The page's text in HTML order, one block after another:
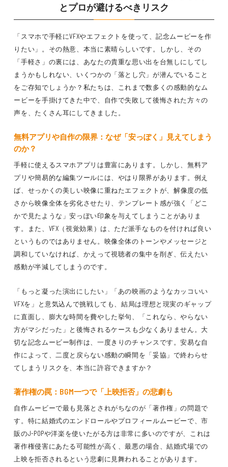
とプロが避けるべきリスク
「スマホで手軽にVFXやエフェクトを使って、記念ムービーを作
りたい」。その熱意、本当に素晴らしいです。しかし、その
「手軽さ」の裏には、あなたの貴重な思い出を台無しにしてし
まうかもしれない、いくつかの「落とし穴」が潜んでいること
をご存知でしょうか？私たちは、これまで数多くの感動的なム
ービーを手掛けてきた中で、自作で失敗して後悔された方々の
声を、たくさん耳にしてきました。
無料アプリや自作の限界：なぜ「安っぽく」見えてしまう
のか？
手軽に使えるスマホアプリは豊富にあります。しかし、無料ア
プリや簡易的な編集ツールには、やはり限界があります。例え
ば、せっかくの美しい映像に重ねたエフェクトが、 解像度の低
さから映像全体を劣化させたり、テンプレート感が強く「どこ
かで見たような」安っぽい印象を与えてしまう ことがありま
す。また、VFX（視覚効果）は、ただ派手なものを付ければ良い
というものではありません。映像全体のトーンやメッセージと
調和していなければ、かえって視聴者の集中を削ぎ、伝えたい
感動が半減してしまうのです。
「もっと凝った演出にしたい」「あの映画のようなカッコいい
VFXを」と意気込んで挑戦しても、結局は理想と現実のギャップ
に直面し、膨大な時間を費やした挙句、「これなら、やらない
方がマシだった」と後悔されるケースも少なくありません。大
切な記念ムービー制作は、一度きりのチャンスです。安易な自
作によって、二度と戻らない感動の瞬間を「妥協」で終わらせ
てしまうリスクを、本当に許容できますか？
著作権の罠：BGM一つで「上映拒否」の悲劇も
自作ムービーで最も見落とされがちなのが「著作権」の問題で
す。特に結婚式のエンドロールやプロフィールムービーで、市
販のJ-POPや洋楽を使いたがる方は非常に多いのですが、これは
著作権侵害にあたる可能性が高く、最悪の場合、結婚式場での
上映を拒否されるという悲劇に見舞われることがあります。